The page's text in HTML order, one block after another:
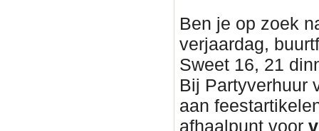
Ben je op zoek
verjaardag,
Sweet 16, 21
Bij Partyverhuur
aan
afhaalpunt voor